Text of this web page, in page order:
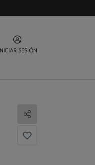
INICIAR SESIÓN
Compartir